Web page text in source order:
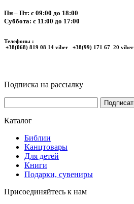
Пн – Пт: с 09:00 до 18:00
Суббота: с 11:00 до 17:00
Телефоны :
+38(068) 819 08 14 viber +38(99) 171 67 20 viber
Подписка на рассылку
Каталог
Библии
Канцтовары
Для детей
Книги
Подарки, сувениры
Присоединяйтесь к нам